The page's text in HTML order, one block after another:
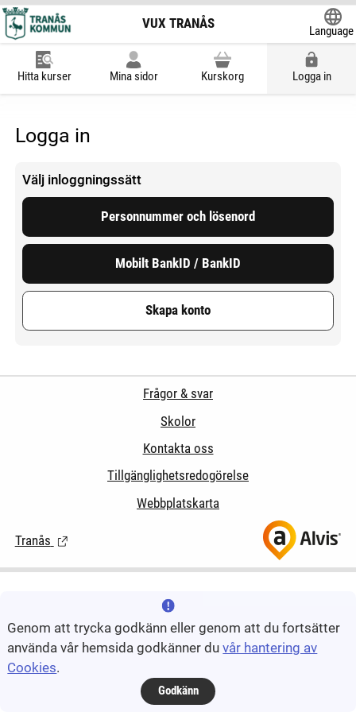
VUX TRANÅS
Language
Hitta kurser Mina sidor Kurskorg Logga in
Logga in
Välj inloggningssätt
Personnummer och lösenord
Mobilt BankID / BankID
Skapa konto
Frågor & svar
Skolor
Kontakta oss
Tillgänglighetsredogörelse
Webbplatskarta
Tranås (Länk till extern sida.)
Genom att trycka godkänn eller genom att du fortsätter
använda vår hemsida godkänner duvår hantering av
Cookies.
Godkänn